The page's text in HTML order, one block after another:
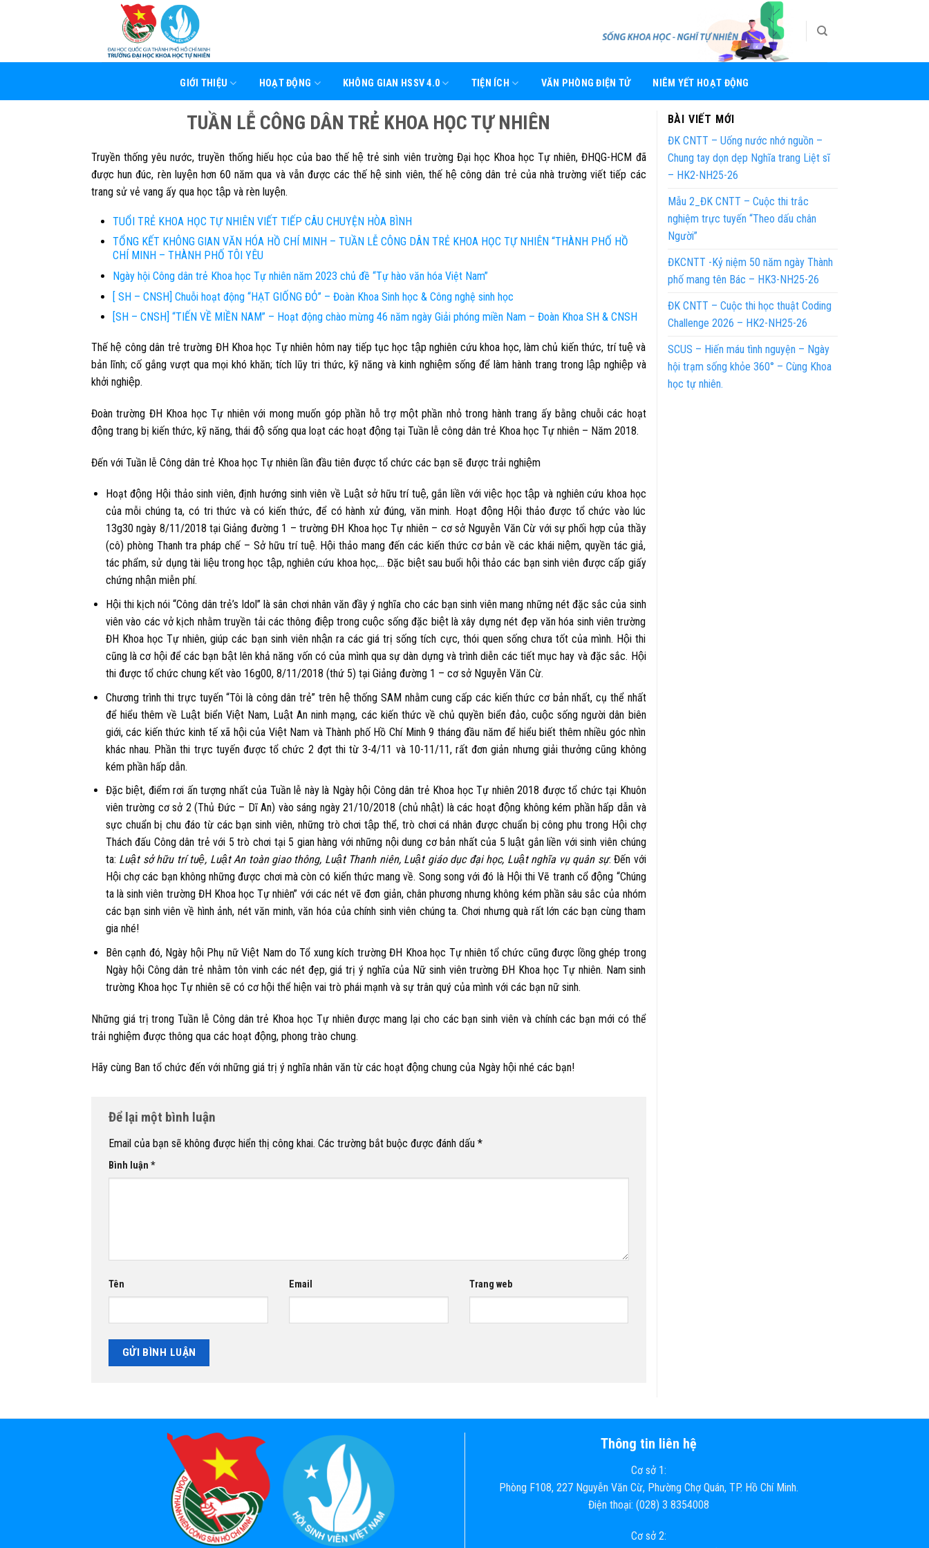
GIỚI THIỆU HOẠT ĐỘNG KHÔNG GIAN HSSV 4.0 TIỆN ÍCH VĂN PHÒNG ĐIỆN TỬ NIÊM YẾT HOẠT ĐỘNG
TUẦN LỄ CÔNG DÂN TRẺ KHOA HỌC TỰ NHIÊN
Truyền thống yêu nước, truyền thống hiếu học của bao thế hệ trẻ sinh viên trường Đại học Khoa học Tự nhiên, ĐHQG-HCM đã
được hun đúc, rèn luyện hơn 60 năm qua và vẫn được các thế hệ sinh viên, thế hệ công dân trẻ của nhà trường viết tiếp các
trang sử vẻ vang ấy qua học tập và rèn luyện.
TUỔI TRẺ KHOA HỌC TỰ NHIÊN VIẾT TIẾP CÂU CHUYỆN HÒA BÌNH
TỔNG KẾT KHÔNG GIAN VĂN HÓA HỒ CHÍ MINH – TUẦN LỄ CÔNG DÂN TRẺ KHOA HỌC TỰ NHIÊN “THÀNH PHỐ HỒ
CHÍ MINH – THÀNH PHỐ TÔI YÊU
Ngày hội Công dân trẻ Khoa học Tự nhiên năm 2023 chủ đề “Tự hào văn hóa Việt Nam”
[ SH – CNSH] Chuỗi hoạt động “HẠT GIỐNG ĐỎ” – Đoàn Khoa Sinh học & Công nghệ sinh học
[SH – CNSH] “TIẾN VỀ MIỀN NAM” – Hoạt động chào mừng 46 năm ngày Giải phóng miền Nam – Đoàn Khoa SH & CNSH
Thế hệ công dân trẻ trường ĐH Khoa học Tự nhiên hôm nay tiếp tục học tập nghiên cứu khoa học, làm chủ kiến thức, trí tuệ và
bản lĩnh; cố gắng vượt qua mọi khó khăn; tích lũy tri thức, kỹ năng và kinh nghiệm sống để làm hành trang trong lập nghiệp và
khởi nghiệp.
Đoàn trường ĐH Khoa học Tự nhiên với mong muốn góp phần hỗ trợ một phần nhỏ trong hành trang ấy bằng chuỗi các hoạt
động trang bị kiến thức, kỹ năng, thái độ sống qua loạt các hoạt động tại Tuần lễ công dân trẻ Khoa học Tự nhiên – Năm 2018.
Đến với Tuần lễ Công dân trẻ Khoa học Tự nhiên lần đầu tiên được tổ chức các bạn sẽ được trải nghiệm
Hoạt động Hội thảo sinh viên, định hướng sinh viên về Luật sở hữu trí tuệ, gắn liền với việc học tập và nghiên cứu khoa học
của mỗi chúng ta, có tri thức và có kiến thức, để có hành xử đúng, văn minh. Hoạt động Hội thảo được tổ chức vào lúc
13g30 ngày 8/11/2018 tại Giảng đường 1 – trường ĐH Khoa học Tự nhiên – cơ sở Nguyễn Văn Cừ với sự phối hợp của thầy
(cô) phòng Thanh tra pháp chế – Sở hữu trí tuệ. Hội thảo mang đến các kiến thức cơ bản về các khái niệm, quyền tác giả,
tác phẩm, sử dụng tài liệu trong học tập, nghiên cứu khoa học,… Đặc biệt sau buổi hội thảo các bạn sinh viên được cấp giấy
chứng nhận miễn phí.
Hội thi kịch nói “Công dân trẻ’s Idol” là sân chơi nhân văn đầy ý nghĩa cho các bạn sinh viên mang những nét đặc sắc của sinh
viên vào các vở kịch nhằm truyền tải các thông điệp trong cuộc sống đặc biệt là xây dựng nét đẹp văn hóa sinh viên trường
ĐH Khoa học Tự nhiên, giúp các bạn sinh viên nhận ra các giá trị sống tích cực, thói quen sống chưa tốt của mình. Hội thi
cũng là cơ hội để các bạn bật lên khả năng vốn có của mình qua sự dàn dựng và trình diễn các tiết mục hay và đặc sắc. Hội
thi được tổ chức chung kết vào 16g00, 8/11/2018 (thứ 5) tại Giảng đường 1 – cơ sở Nguyễn Văn Cừ.
Chương trình thi trực tuyến“Tôi là công dân trẻ” trên hệ thống SAM nhằm cung cấp các kiến thức cơ bản nhất, cụ thể nhất
để hiểu thêm về Luật biển Việt Nam, Luật An ninh mạng, các kiến thức về chủ quyền biển đảo, cuộc sống người dân biên
giới, các kiến thức kinh tế xã hội của Việt Nam và Thành phố Hồ Chí Minh 9 tháng đầu năm để hiểu biết thêm nhiều góc nhìn
khác nhau. Phần thi trực tuyến được tổ chức 2 đợt thi từ 3-4/11 và 10-11/11, rất đơn giản nhưng giải thưởng cũng không
kém phần hấp dẫn.
Đặc biệt, điểm rơi ấn tượng nhất của Tuần lễ này là Ngày hội Công dân trẻ Khoa học Tự nhiên 2018 được tổ chức tại Khuôn
viên trường cơ sở 2 (Thủ Đức – Dĩ An) vào sáng ngày 21/10/2018 (chủ nhật) là các hoạt động không kém phần hấp dẫn và
sực chuẩn bị chu đáo từ các bạn sinh viên, những trò chơi tập thể, trò chơi cá nhân được chuẩn bị công phu trong Hội chợ
Thách đấu Công dân trẻ với 5 trò chơi tại 5 gian hàng với những nội dung cơ bản nhất của 5 luật gắn liền với sinh viên chúng
ta: Luật sở hữu trí tuệ, Luật An toàn giao thông, Luật Thanh niên, Luật giáo dục đại học, Luật nghĩa vụ quân sự. Đến với
Hội chợ các bạn không những được chơi mà còn có kiến thức mang về. Song song với đó là Hội thi Vẽ tranh cổ động “Chúng
ta là sinh viên trường ĐH Khoa học Tự nhiên” với các nét vẽ đơn giản, chân phương nhưng không kém phần sâu sắc của nhóm
các bạn sinh viên về hình ảnh, nét văn minh, văn hóa của chính sinh viên chúng ta. Chơi nhưng quà rất lớn các bạn cùng tham
gia nhé!
Bên cạnh đó, Ngày hội Phụ nữ Việt Namdo Tổ xung kích trường ĐH Khoa học Tự nhiên tổ chức cũng được lồng ghép trong
Ngày hội Công dân trẻ nhằm tôn vinh các nét đẹp, giá trị ý nghĩa của Nữ sinh viên trường ĐH Khoa học Tự nhiên. Nam sinh
trường Khoa học Tự nhiên sẽ có cơ hội thể hiện vai trò phái mạnh và sự trân quý của mình với các bạn nữ sinh.
Những giá trị trong Tuần lễ Công dân trẻ Khoa học Tự nhiên được mang lại cho các bạn sinh viên và chính các bạn mới có thể
trải nghiệm được thông qua các hoạt động, phong trào chung.
Hãy cùng Ban tổ chức đến với những giá trị ý nghĩa nhân văn từ các hoạt động chung của Ngày hội nhé các bạn!
Để lại một bình luận
Email của bạn sẽ không được hiển thị công khai. Các trường bắt buộc được đánh dấu *
Bình luận *
Tên Email Trang web
BÀI VIẾT MỚI
ĐK CNTT – Uống nước nhớ nguồn –
Chung tay dọn dẹp Nghĩa trang Liệt sĩ
– HK2-NH25-26
Mẫu 2_ĐK CNTT – Cuộc thi trắc
nghiệm trực tuyến “Theo dấu chân
Người”
ĐKCNTT -Kỷ niệm 50 năm ngày Thành
phố mang tên Bác – HK3-NH25-26
ĐK CNTT – Cuộc thi học thuật Coding
Challenge 2026 – HK2-NH25-26
SCUS – Hiến máu tình nguyện – Ngày
hội trạm sống khỏe 360° – Cùng Khoa
học tự nhiên.
Thông tin liên hệ
Cơ sở 1:
Phòng F108, 227 Nguyễn Văn Cừ, Phường Chợ Quán, TP. Hồ Chí Minh.
Điện thoại: (028) 3 8354008
Cơ sở 2: